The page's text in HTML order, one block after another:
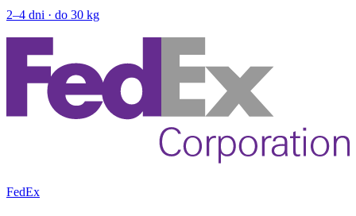
2–4 dni · do 30 kg
FedEx